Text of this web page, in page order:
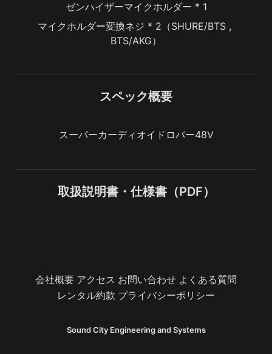
ゼンハイザーマイクホルダー * 1
マイクホルダー変換ネジ * 2（SHURE/BTS ,
BTS/AKG）
スペック概要
スーパーカーディオイドロバー48V
取扱説明書・仕様書（PDF）
Sound City Engineering and Systems
会社概要 アクセス お問い合わせ よくある質問
レンタル約款 プライバシーポリシー